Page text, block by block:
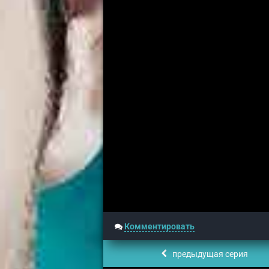
Комментировать
предыдущая серия